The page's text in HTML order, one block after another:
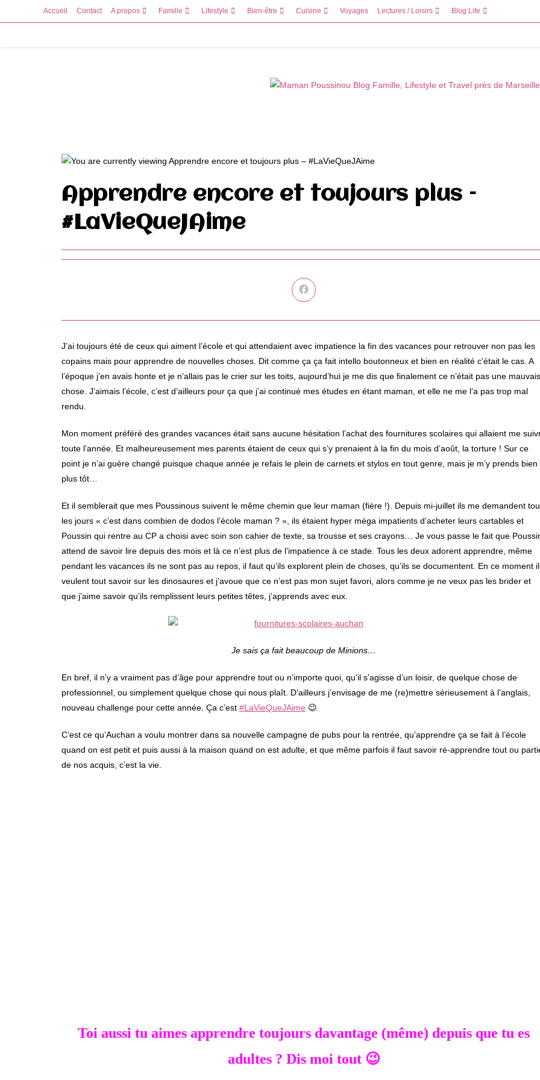
to
Accueil Contact A propos Famille Lifestyle Bien-être Cuisine Voyages Lectures / Loisirs Blog Life
Apprendre encore et toujours plus –
#LaVieQueJAime
Ouvrir
dans
autre
J’ai toujours été de ceux qui aiment l’école et qui attendaient avec impatience la fin des vacances pour retrouver non pas les
copains mais pour apprendre de nouvelles choses. Dit comme ça ça fait intello boutonneux et bien en réalité c’était le cas. A
l’époque j’en avais honte et je n’allais pas le crier sur les toits, aujourd’hui je me dis que finalement ce n’était pas une
chose. J’aimais l’école, c’est d’ailleurs pour ça que j’ai continué mes études en étant maman, et elle ne me l’a pas trop mal
rendu.
Mon moment préféré des grandes vacances était sans aucune hésitation l’achat des fournitures scolaires qui allaient me
toute l’année. Et malheureusement mes parents étaient de ceux qui s’y prenaient à la fin du mois d’août, la torture ! Sur ce
point je n’ai guère changé puisque chaque année je refais le plein de carnets et stylos en tout genre, mais je m’y prends bien
plus tôt…
Et il semblerait que mes Poussinous suivent le même chemin que leur maman (fière !). Depuis mi-juillet ils me demandent
les jours « c’est dans combien de dodos l’école maman ? », ils étaient hyper méga impatients d’acheter leurs cartables et
Poussin qui rentre au CP a choisi avec soin son cahier de texte, sa trousse et ses crayons… Je vous passe le fait que
attend de savoir lire depuis des mois et là ce n’est plus de l’impatience à ce stade. Tous les deux adorent apprendre, même
pendant les vacances ils ne sont pas au repos, il faut qu’ils explorent plein de choses, qu’ils se documentent. En ce moment
veulent tout savoir sur les dinosaures et j’avoue que ce n’est pas mon sujet favori, alors comme je ne veux pas les brider et
que j’aime savoir qu’ils remplissent leurs petites têtes, j’apprends avec eux.
Je sais ça fait beaucoup de Minions…
En bref, il n’y a vraiment pas d’âge pour apprendre tout ou n’importe quoi, qu’il s’agisse d’un loisir, de quelque chose de
professionnel, ou simplement quelque chose qui nous plaît. D’ailleurs j’envisage de me (re)mettre sérieusement à l’anglais,
nouveau challenge pour cette année. Ça c’est #LaVieQueJAime 😉
C’est ce qu’Auchan a voulu montrer dans sa nouvelle campagne de pubs pour la rentrée, qu’apprendre ça se fait à l’école
quand on est petit et puis aussi à la maison quand on est adulte, et que même parfois il faut savoir ré-apprendre tout ou
de nos acquis, c’est la vie.
Toi aussi tu aimes apprendre toujours davantage (même) depuis que tu es
adultes ? Dis moi tout 😉